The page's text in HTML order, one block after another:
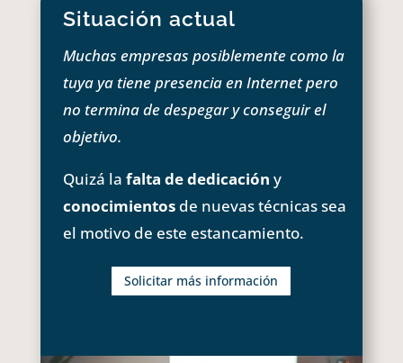
Situación actual
Muchas empresas posiblemente como la
tuya ya tiene presencia en Internet pero
no termina de despegar y conseguir el
objetivo.
Quizá la falta de dedicación y
conocimientosde nuevas técnicas sea
el motivo de este estancamiento.
Solicitar más información